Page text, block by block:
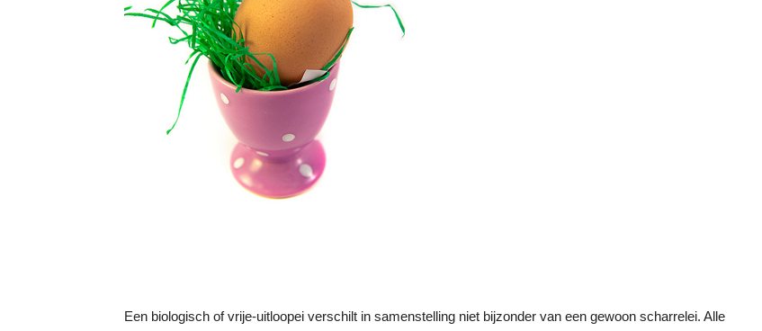
Een biologisch of vrije-uitloopei verschilt in samenstelling niet bijzonder van een gewoon scharrelei. Alle